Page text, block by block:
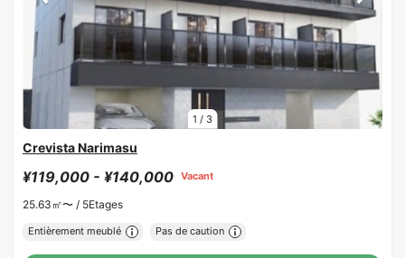
1 / 3
Crevista Narimasu
¥119,000 - ¥140,000 Vacant
25.63㎡〜 / 5Etages
Entièrement meublé Pas de caution